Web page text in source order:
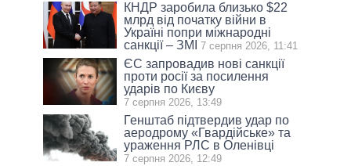
КНДР заробила близько $22
млрд від початку війни в
Україні попри міжнародні
санкції – ЗМІ
7 серпня 2026, 11:41
ЄС запровадив нові санкції
проти росії за посилення
ударів по Києву
7 серпня 2026, 13:49
Генштаб підтвердив удар по
аеродрому «Гвардійське» та
ураження РЛС в Оленівці
7 серпня 2026, 12:49